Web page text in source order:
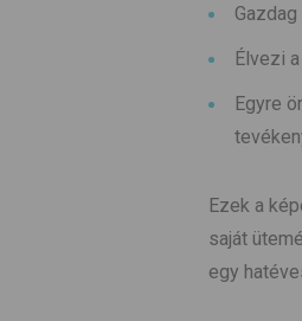
Élvezi
Egyre
Ezek a
saját
egy